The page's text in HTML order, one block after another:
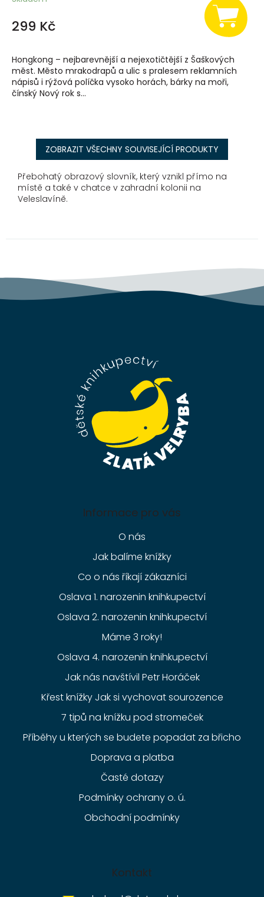
299 Kč
Hongkong – nejbarevnější a nejexotičtější z Šaškových
měst. Město mrakodrapů a ulic s pralesem reklamních
nápisů i rýžová políčka vysoko horách, bárky na moři,
čínský Nový rok s...
ZOBRAZIT VŠECHNY SOUVISEJÍCÍ PRODUKTY
Přebohatý obrazový slovník, který vznikl přímo na
místě a také v chatce v zahradní kolonii na
Veleslavíně.
Informace pro vás
O nás
Jak balíme knížky
Co o nás říkají zákazníci
Oslava 1. narozenin knihkupectví
Oslava 2. narozenin knihkupectví
Máme 3 roky!
Oslava 4. narozenin knihkupectví
Jak nás navštívil Petr Horáček
Křest knížky Jak si vychovat sourozence
7 tipů na knížku pod stromeček
Příběhy u kterých se budete popadat za břicho
Doprava a platba
Časté dotazy
Podmínky ochrany o. ú.
Obchodní podmínky
Kontakt